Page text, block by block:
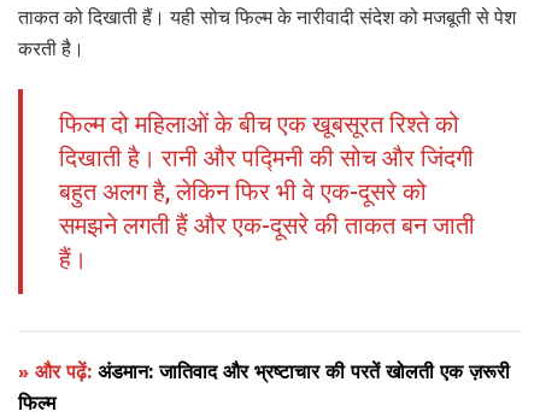
ताकत को दिखाती हैं। यही सोच फिल्म के नारीवादी संदेश को मजबूती से पेश
करती है।
फिल्म दो महिलाओं के बीच एक खूबसूरत रिश्‍ते को
दिखाती है। रानी और पद्मिनी की सोच और जिंदगी
बहुत अलग है, लेकिन फिर भी वे एक-दूसरे को
समझने लगती हैं और एक-दूसरे की ताकत बन जाती
हैं।
» और पढ़ें: अंडमान: जातिवाद और भ्रष्टाचार की परतें खोलती एक ज़रूरी
फिल्म